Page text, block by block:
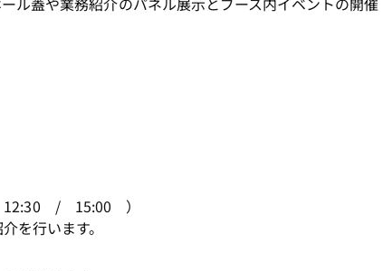
/ 15:00 ）
を行います。